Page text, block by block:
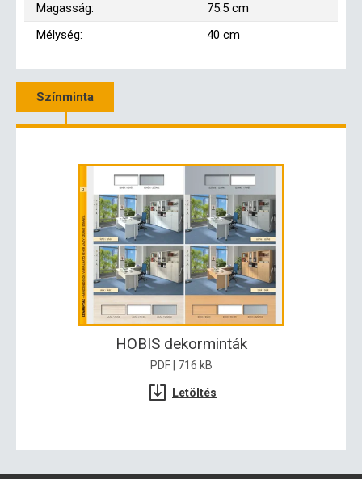
Magasság:
75.5 cm
Mélység:
40 cm
Színminta
HOBIS dekorminták
PDF | 716 kB
Letöltés